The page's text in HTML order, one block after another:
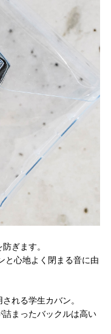
ぎます。
と心地よく閉まる音に由
れる学生カバン。
まったバックルは高い